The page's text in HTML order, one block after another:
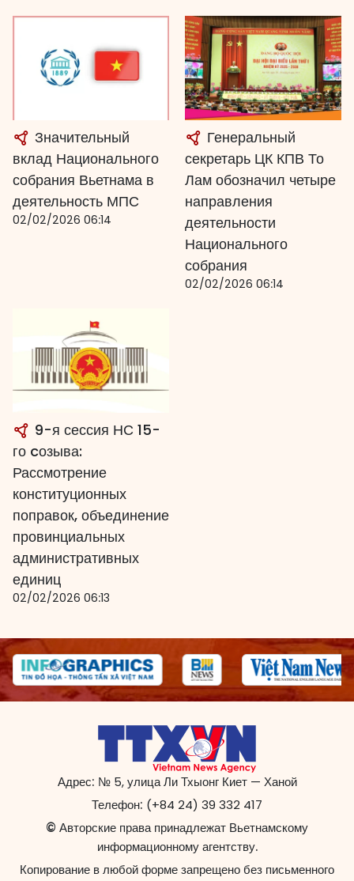
Значительный
вклад Национального
собрания Вьетнама в
деятельность МПС
02/02/2026 06:14
Генеральный
секретарь ЦК КПВ То
Лам обозначил четыре
направления
деятельности
Национального
собрания
02/02/2026 06:14
9-я сессия НС 15-
го cозыва:
Рассмотрение
конституционных
поправок, объединение
провинциальных
административных
единиц
02/02/2026 06:13
Адрес: № 5, улица Ли Тхыонг Киет — Ханой
Телефон: (+84 24) 39 332 417
© Авторские права принадлежат Вьетнамскому
информационному агентству.
Копирование в любой форме запрещено без письменного